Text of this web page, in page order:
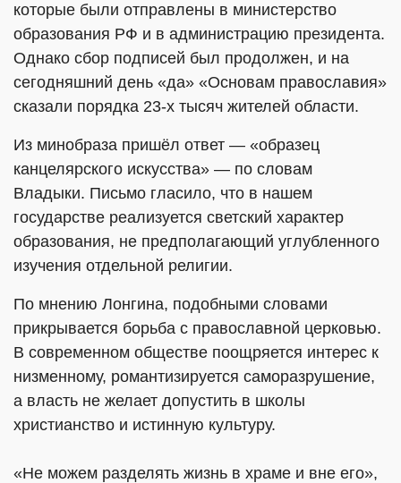
которые были отправлены в министерство
образования РФ и в администрацию президента.
Однако сбор подписей был продолжен, и на
сегодняшний день «да» «Основам православия»
сказали порядка 23-х тысяч жителей области.
Из минобраза пришёл ответ — «образец
канцелярского искусства» — по словам
Владыки. Письмо гласило, что в нашем
государстве реализуется светский характер
образования, не предполагающий углубленного
изучения отдельной религии.
По мнению Лонгина, подобными словами
прикрывается борьба с православной церковью.
В современном обществе поощряется интерес к
низменному, романтизируется саморазрушение,
а власть не желает допустить в школы
христианство и истинную культуру.
«Не можем разделять жизнь в храме и вне его»,